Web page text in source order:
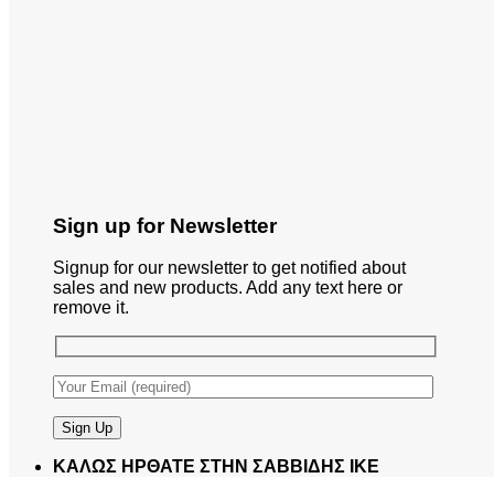
Sign up for Newsletter
Signup for our newsletter to get notified about
sales and new products. Add any text here or
remove it.
ΚΑΛΩΣ ΗΡΘΑΤΕ ΣΤΗΝ ΣΑΒΒΙΔΗΣ ΙΚΕ